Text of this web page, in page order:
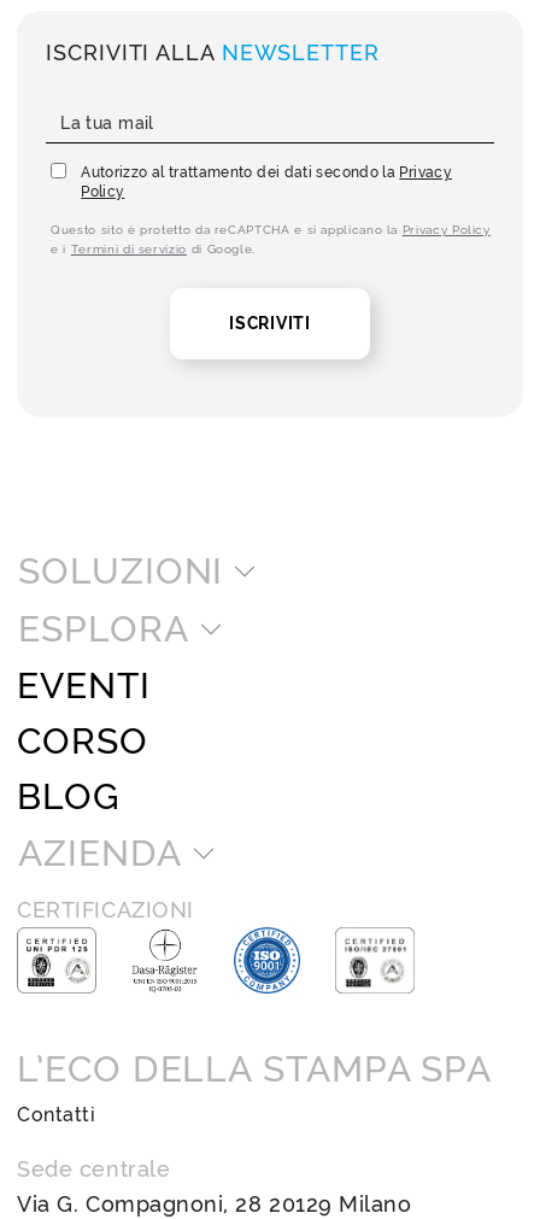
ISCRIVITI ALLA NEWSLETTER
Autorizzo al trattamento dei dati secondo la Privacy
Policy
Questo sito è protetto da reCAPTCHA e si applicano la Privacy Policy
e i Termini di servizio di Google.
ISCRIVITI
SOLUZIONI
ESPLORA
EVENTI
CORSO
BLOG
AZIENDA
CERTIFICAZIONI
L’ECO DELLA STAMPA SPA
Contatti
Sede centrale
Via G. Compagnoni, 28 20129 Milano